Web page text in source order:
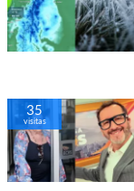
35
visitas